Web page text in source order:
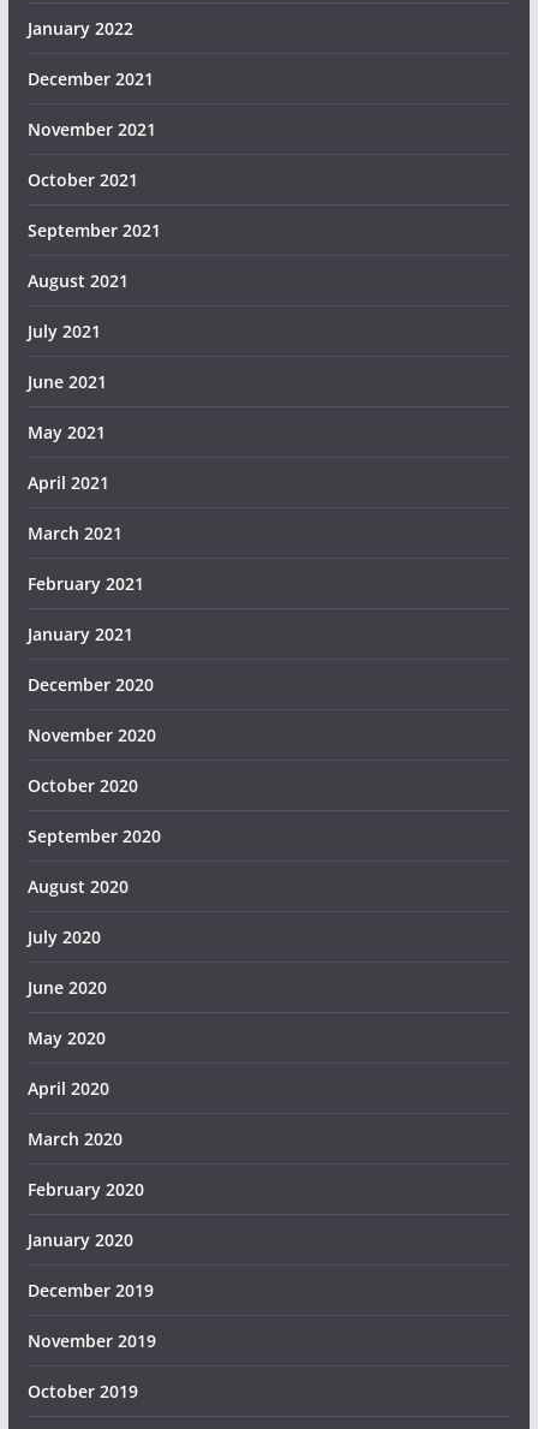
January 2022
December 2021
November 2021
October 2021
September 2021
August 2021
July 2021
June 2021
May 2021
April 2021
March 2021
February 2021
January 2021
December 2020
November 2020
October 2020
September 2020
August 2020
July 2020
June 2020
May 2020
April 2020
March 2020
February 2020
January 2020
December 2019
November 2019
October 2019